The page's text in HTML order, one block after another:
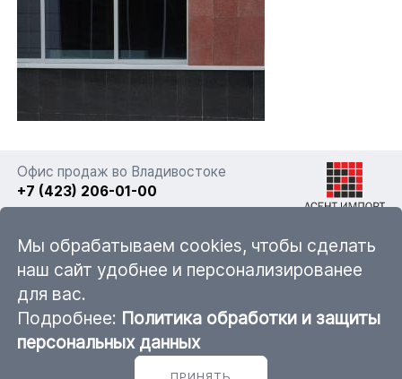
Офис продаж во Владивостоке
+7 (423) 206-01-00
sales@ascent-import.ru
Карта каталога продукции
Мы обрабатываем cookies, чтобы сделать
наш сайт удобнее и персонализированее
для вас.
Подробнее: Политика обработки и защиты
персональных данных